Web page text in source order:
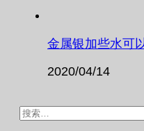
金属银加些水可
2020/04/14
搜